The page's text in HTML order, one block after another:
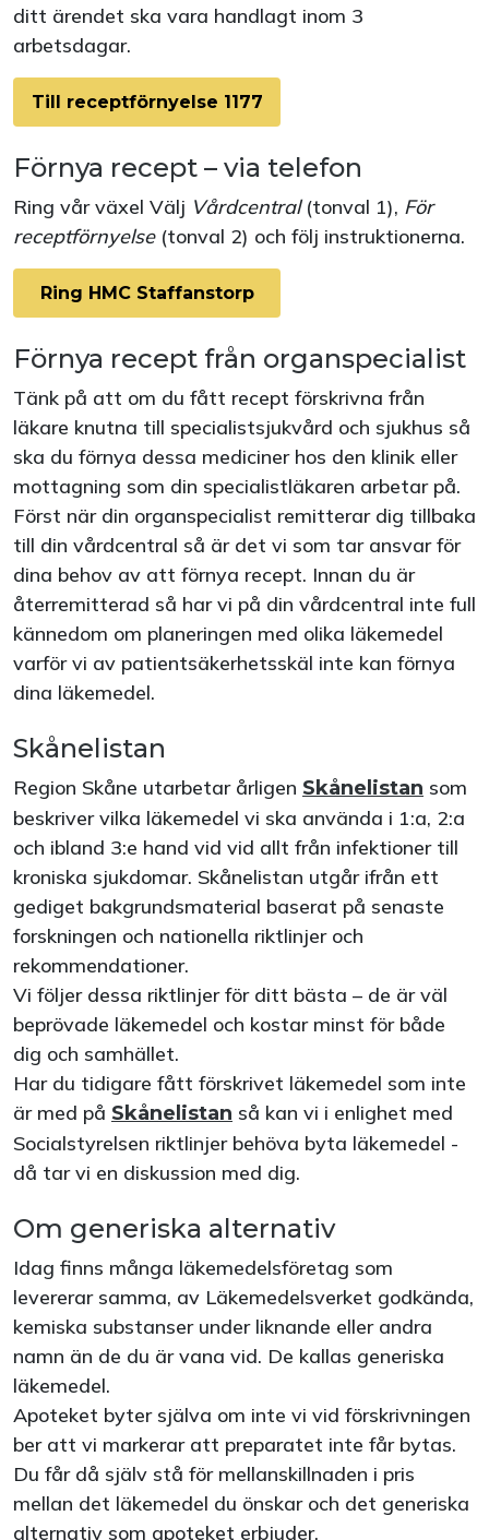
ditt ärendet ska vara handlagt inom 3
arbetsdagar.
Till receptförnyelse 1177
Förnya recept – via telefon
Ring vår växel Välj Vårdcentral(tonval 1), För
receptförnyelse (tonval 2) och följ instruktionerna.
Ring HMC Staffanstorp
Förnya recept från organspecialist
Tänk på att om du fått recept förskrivna från
läkare knutna till specialistsjukvård och sjukhus så
ska du förnya dessa mediciner hos den klinik eller
mottagning som din specialistläkaren arbetar på.
Först när din organspecialist remitterar dig tillbaka
till din vårdcentral så är det vi som tar ansvar för
dina behov av att förnya recept. Innan du är
återremitterad så har vi på din vårdcentral inte full
kännedom om planeringen med olika läkemedel
varför vi av patientsäkerhetsskäl inte kan förnya
dina läkemedel.
Skånelistan
Region Skåne utarbetar årligen Skånelistan som
beskriver vilka läkemedel vi ska använda i 1:a, 2:a
och ibland 3:e hand vid vid allt från infektioner till
kroniska sjukdomar. Skånelistan utgår ifrån ett
gediget bakgrundsmaterial baserat på senaste
forskningen och nationella riktlinjer och
rekommendationer.
Vi följer dessa riktlinjer för ditt bästa – de är väl
beprövade läkemedel och kostar minst för både
dig och samhället.
Har du tidigare fått förskrivet läkemedel som inte
är med på Skånelistan så kan vi i enlighet med
Socialstyrelsen riktlinjer behöva byta läkemedel -
då tar vi en diskussion med dig.
Om generiska alternativ
Idag finns många läkemedelsföretag som
levererar samma, av Läkemedelsverket godkända,
kemiska substanser under liknande eller andra
namn än de du är vana vid. De kallas generiska
läkemedel.
Apoteket byter själva om inte vi vid förskrivningen
ber att vi markerar att preparatet inte får bytas.
Du får då själv stå för mellanskillnaden i pris
mellan det läkemedel du önskar och det generiska
alternativ som apoteket erbjuder.